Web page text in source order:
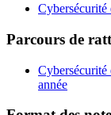
Cybersécurité
Parcours de
Cybersécurité
année